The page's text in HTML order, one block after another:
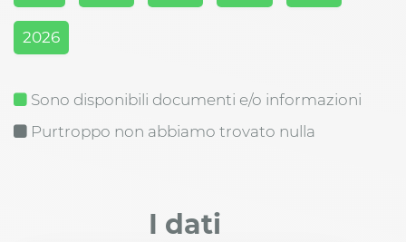
2026
Sono disponibili documenti e/o informazioni
Purtroppo non abbiamo trovato nulla
I dati